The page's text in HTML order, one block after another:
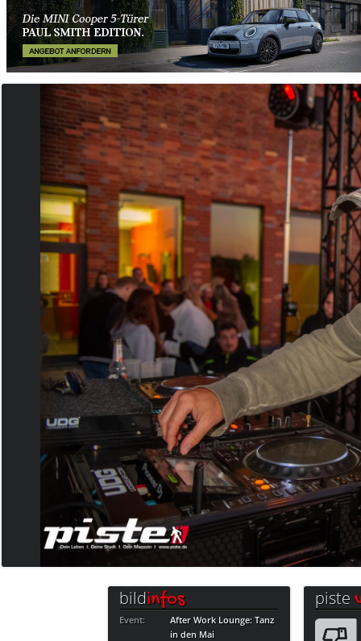
bildinfos
Event:
After Work Lounge: Tanz
in den Mai
piste